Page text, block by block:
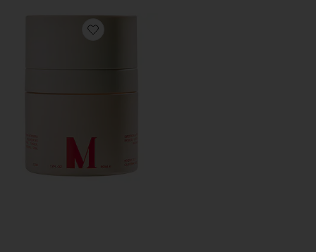
Favorite InstaFacial Emulsion Retinopro Growth